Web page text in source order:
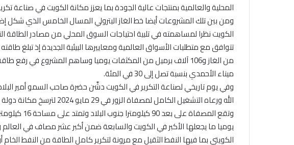
المحلية والعالمية بمنتجات عالية الجودة بما يعزز مكانة الكويت في صناعة
ومن بين تلك المشروعات أيضا خط الغاز البترولي المسال الخامس الذي شكل
الكويت نظرا لمساهمته في تلبية احتياجات السوق المحلي من مصادر الطاقة
من الغاز و106 آلاف برميل من المكثفات يوميا وساهم المشروع في
ميناء الأحمدي بنسبة تصل إلى 30 في المئة.
وفي يوم تاريخي لصناعة التكرير في الكويت دشَّن حضرة صاحب السمو أمير
الله ورعاه التشغيل الكامل لمصفاة الزور في 29 مايو 2024 لترسخ مكانة دولة الكويت على خريطة الطاقة العالمية.
يوميا ما يجعلها الأكبر في الكويت والسابعة ضمن أكبر عشر مصاف في